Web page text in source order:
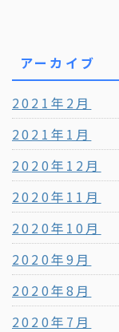
アーカイブ
2021年2月
2021年1月
2020年12月
2020年11月
2020年10月
2020年9月
2020年8月
2020年7月